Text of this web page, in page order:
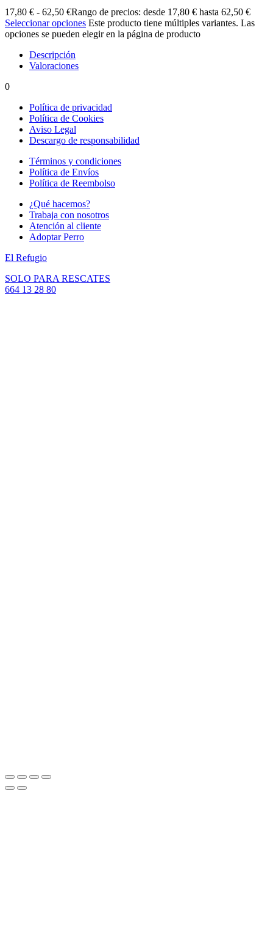
17,80 € - 62,50 €Rango de precios: desde 17,80 € hasta 62,50 €
Seleccionar opciones Este producto tiene múltiples variantes. Las
opciones se pueden elegir en la página de producto
Descripción
Valoraciones
0
Política de privacidad
Política de Cookies
Aviso Legal
Descargo de responsabilidad
Términos y condiciones
Política de Envíos
Política de Reembolso
¿Qué hacemos?
Trabaja con nosotros
Atención al cliente
Adoptar Perro
El Refugio
SOLO PARA RESCATES
664 13 28 80